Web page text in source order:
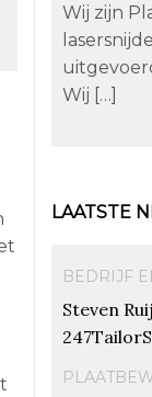
Wij zijn
Wij […]
LAATSTE
BEDRIJF
Steven